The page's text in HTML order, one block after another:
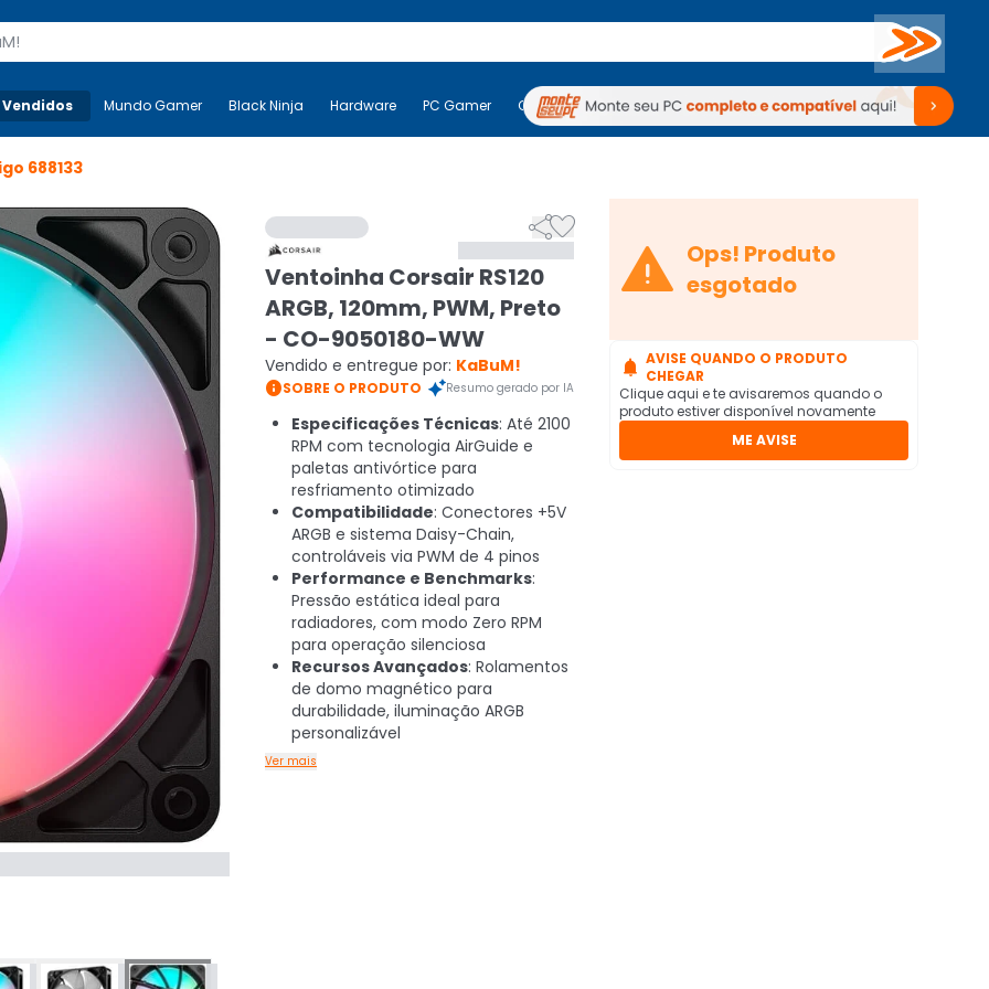
Buscar
Mais-v- Mundo Gamer Black Ninja Hardware PC Gamer Computadores Periféricos TV Venda no KaBuM!
Mundo Gamer Black Ninja Hardware PC Gamer Computadores Periféricos TV Venda no KaBuM!
688133

Ventoinha Corsair RS120
ARGB, 120mm, PWM, Preto
- CO-9050180-WW
Vendido e entregue por: KaBuM!
SOBRE O PRODUTO Resumo gerado por IA
Especificações Técnicas: Até 2100
RPM com tecnologia AirGuide e
paletas antivórtice para
resfriamento otimizado
Compatibilidade: Conectores +5V
ARGB e sistema Daisy-Chain,
controláveis via PWM de 4 pinos
Performance e Benchmarks:
Pressão estática ideal para
radiadores, com modo Zero RPM
para operação silenciosa
Recursos Avançados: Rolamentos
de domo magnético para
durabilidade, iluminação ARGB
personalizável
Ver mais
 Ops! Produto
esgotado
 AVISE QUANDO O PRODUTO
CHEGAR
Clique aqui e te avisaremos quando o
produto estiver disponível novamente
ME AVISE